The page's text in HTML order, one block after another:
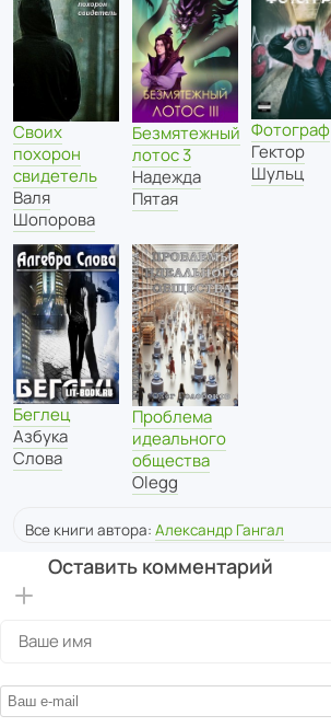
Своих
похорон
свидетель
Валя
Шопорова
Безмятежный
лотос 3
Надежда
Пятая
Фотограф
Гектор
Шульц
Беглец
Азбука
Слова
Проблема
идеального
общества
Olegg
Все книги автора: Александр Гангал
Оставить комментарий